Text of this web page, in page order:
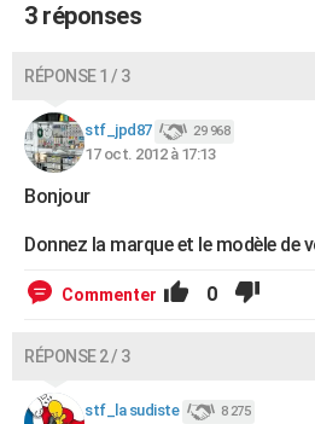
CARTE DE VOEUX
Carte de Noël
Carte Bonne année
Carte Saint-Valentin
Carte Pâques
Carte d'anniversaire
DICTIONNAIRE
Dictionnaire
Biographies
Citations
Expressions
Proverbes
PROGRAMME TV
FORUM
3 réponses
RÉPONSE 1 / 3
stf_jpd87 29 968
17 oct. 2012 à 17:13
Bonjour
Donnez la marque et le modèle de
Commenter 0
RÉPONSE 2 / 3
stf_la sudiste 8 275